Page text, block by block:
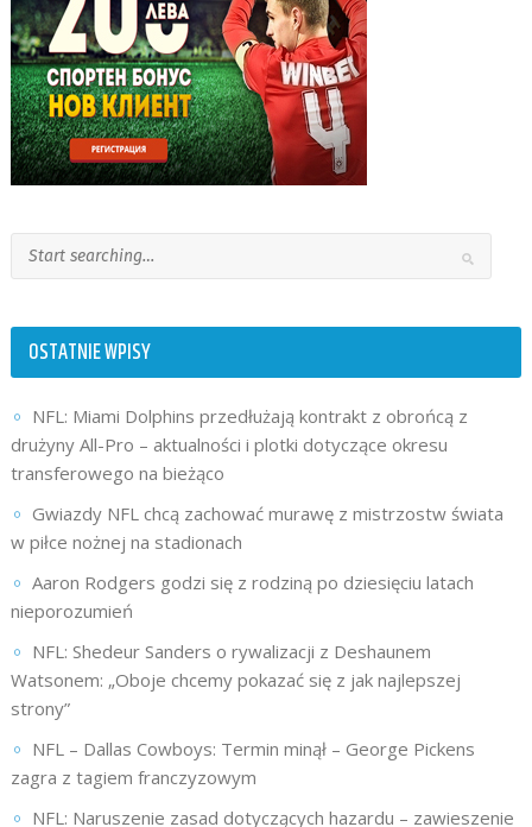
OSTATNIE WPISY
NFL: Miami Dolphins przedłużają kontrakt z obrońcą z
drużyny All-Pro – aktualności i plotki dotyczące okresu
transferowego na bieżąco
Gwiazdy NFL chcą zachować murawę z mistrzostw świata
w piłce nożnej na stadionach
Aaron Rodgers godzi się z rodziną po dziesięciu latach
nieporozumień
NFL: Shedeur Sanders o rywalizacji z Deshaunem
Watsonem: „Oboje chcemy pokazać się z jak najlepszej
strony”
NFL – Dallas Cowboys: Termin minął – George Pickens
zagra z tagiem franczyzowym
NFL: Naruszenie zasad dotyczących hazardu – zawieszenie